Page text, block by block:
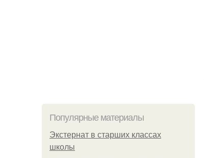
Популярные материалы
Экстернат в старших классах
школы